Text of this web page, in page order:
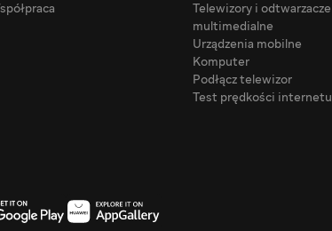
Telewizory i odtwarzacze
multimedialne
Urządzenia mobilne
Komputer
Podłącz telewizor
Test prędkości internetu